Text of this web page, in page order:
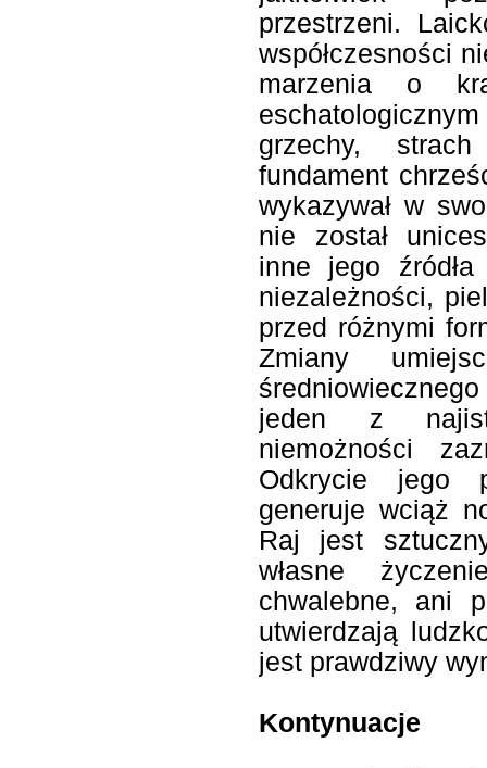
przestrzeni.
współczesności
marzenia o
grzechy, strach
fundament
wykazywał w
nie został
inne jego
niezależności,
przed różnymi
Zmiany
jeden z
niemożności
Odkrycie jego
generuje wciąż
Raj jest
własne
chwalebne, ani
utwierdzają
jest prawdziwy
Kontynuacje